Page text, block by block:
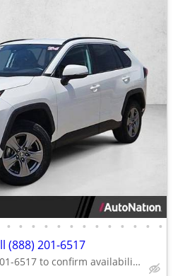
• • • • • • • • • • • • •
(888) 201-6517
Call (888) 201-6517 to confirm availability - May 14th